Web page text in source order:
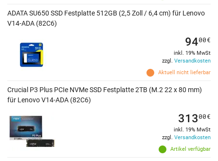
ADATA SU650 SSD Festplatte 512GB (2,5 Zoll / 6,4 cm) für Lenovo
V14-ADA (82C6)
Aktuell nicht lieferbar
9400€
inkl. 19% MwSt
zzgl. Versandkosten
Crucial P3 Plus PCIe NVMe SSD Festplatte 2TB (M.2 22 x 80 mm)
für Lenovo V14-ADA (82C6)
Artikel verfügbar
31300€
inkl. 19% MwSt
zzgl. Versandkosten